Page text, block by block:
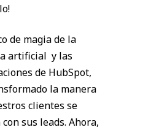
de magia de la
artificial y las
de HubSpot,
la manera
clientes se
sus leads. Ahora,